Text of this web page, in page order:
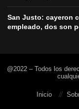
San Justo: cayeron
empleado, dos son
@2022 – Todos los
Inicio